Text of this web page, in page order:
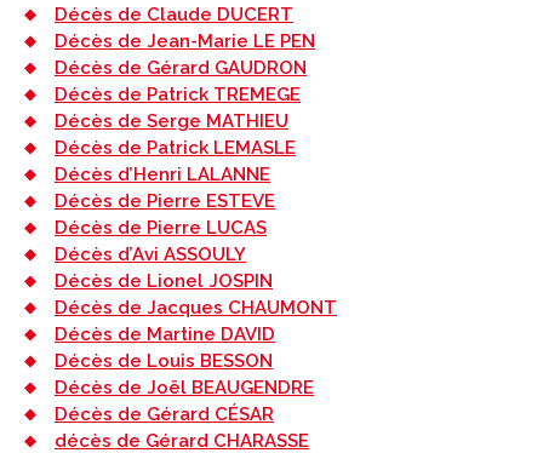
Décès de Claude DUCERT
Décès de Jean-Marie LE PEN
Décès de Gérard GAUDRON
Décès de Patrick TREMEGE
Décès de Serge MATHIEU
Décès de Patrick LEMASLE
Décès d’Henri LALANNE
Décès de Pierre ESTEVE
Décès de Pierre LUCAS
Décès d’Avi ASSOULY
Décès de Lionel JOSPIN
Décès de Jacques CHAUMONT
Décès de Martine DAVID
Décès de Louis BESSON
Décès de Joël BEAUGENDRE
Décès de Gérard CÉSAR
décès de Gérard CHARASSE